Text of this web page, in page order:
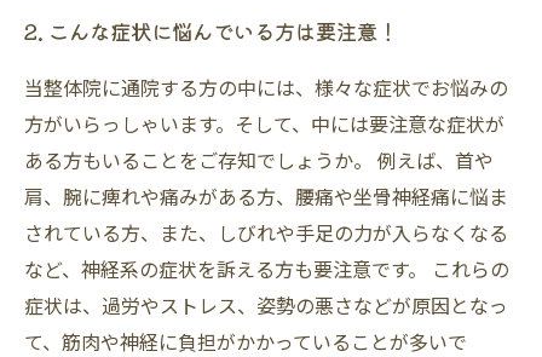
2. こんな症状に悩んでいる方は要注意！
当整体院に通院する方の中には、様々な症状でお悩みの
方がいらっしゃいます。そして、中には要注意な症状が
ある方もいることをご存知でしょうか。 例えば、首や
肩、腕に痺れや痛みがある方、腰痛や坐骨神経痛に悩ま
されている方、また、しびれや手足の力が入らなくなる
など、神経系の症状を訴える方も要注意です。 これらの
症状は、過労やストレス、姿勢の悪さなどが原因となっ
て、筋肉や神経に負担がかかっていることが多いで